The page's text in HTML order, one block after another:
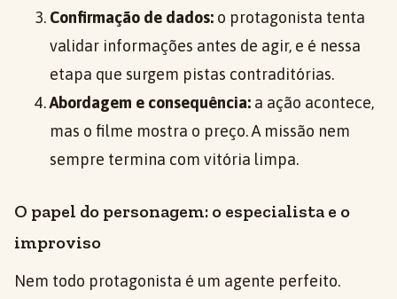
Confirmação de dados: o protagonista tenta
validar informações antes de agir, e é nessa
etapa que surgem pistas contraditórias.
Abordagem e consequência: a ação acontece,
mas o filme mostra o preço. A missão nem
sempre termina com vitória limpa.
O papel do personagem: o especialista e o
improviso
Nem todo protagonista é um agente perfeito.